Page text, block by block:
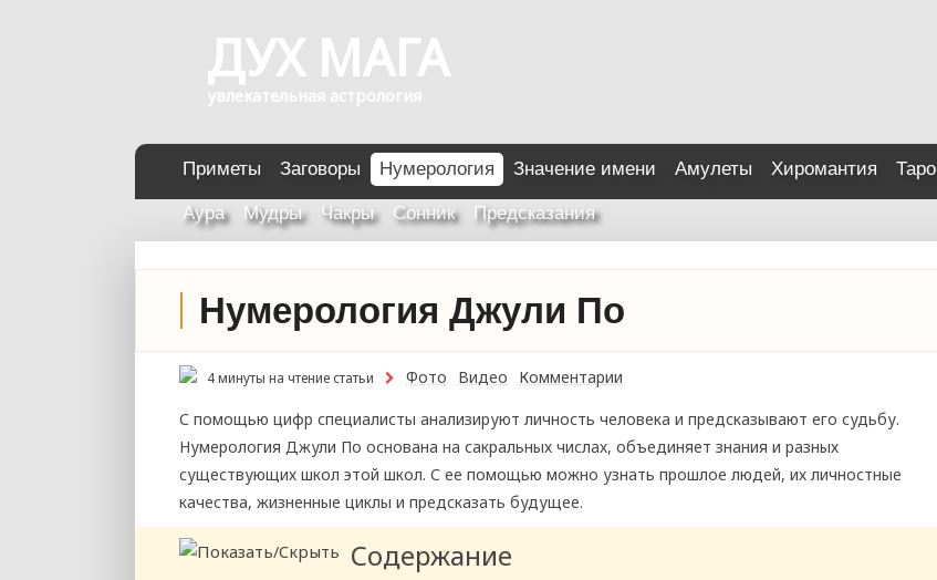
ДУХ МАГА
увлекательная астрология
Приметы Заговоры Нумерология Значение имени Амулеты Хиромантия Таро
Аура Мудры Чакры Сонник Предсказания
Нумерология Джули По
4 минуты на чтение статьи Фото Видео
Комментарии
С помощью цифр специалисты анализируют личность человека и предсказывают его судьбу.
Нумерология Джули По основана на сакральных числах, объединяет знания и разных
существующих школ этой школ. С ее помощью можно узнать прошлое людей, их личностные
качества, жизненные циклы и предсказать будущее.
Содержание